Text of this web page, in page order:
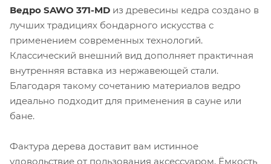
Ведро SAWO 371-MD из древесины кедра создано в
лучших традициях бондарного искусства с
применением современных технологий.
Классический внешний вид дополняет практичная
внутренняя вставка из нержавеющей стали.
Благодаря такому сочетанию материалов ведро
идеально подходит для применения в сауне или
бане.
Фактура дерева доставит вам истинное
удовольствие от пользования аксессуаром. Ёмкость